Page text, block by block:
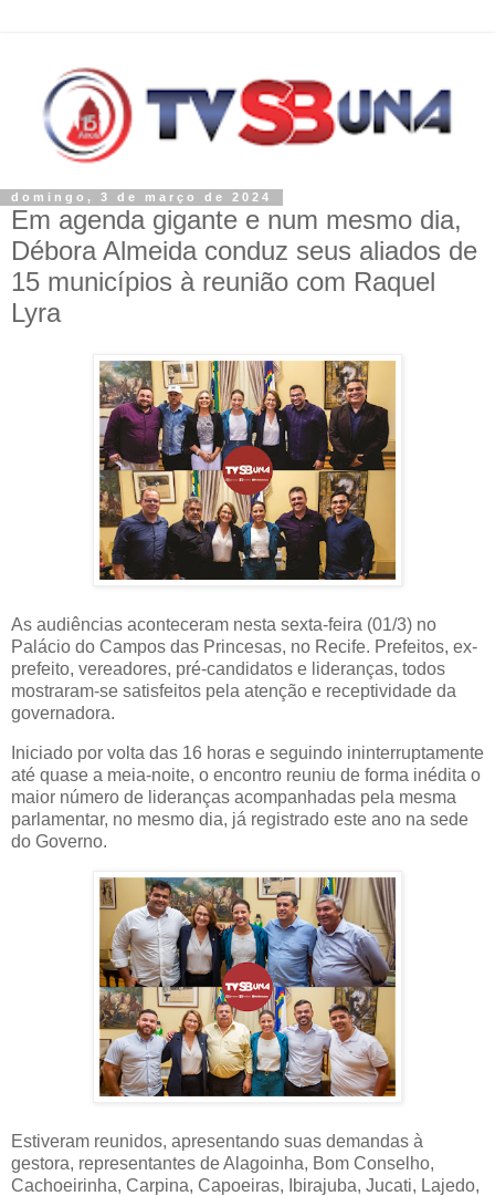
domingo, 3 de março de 2024
Em agenda gigante e num mesmo dia,
Débora Almeida conduz seus aliados de
15 municípios à reunião com Raquel
Lyra
As audiências aconteceram nesta sexta-feira (01/3) no
Palácio do Campos das Princesas, no Recife. Prefeitos, ex-
prefeito, vereadores, pré-candidatos e lideranças, todos
mostraram-se satisfeitos pela atenção e receptividade da
governadora.
Iniciado por volta das 16 horas e seguindo ininterruptamente
até quase a meia-noite, o encontro reuniu de forma inédita o
maior número de lideranças acompanhadas pela mesma
parlamentar, no mesmo dia, já registrado este ano na sede
do Governo.
Estiveram reunidos, apresentando suas demandas à
gestora, representantes de Alagoinha, Bom Conselho,
Cachoeirinha, Carpina, Capoeiras, Ibirajuba, Jucati, Lajedo,